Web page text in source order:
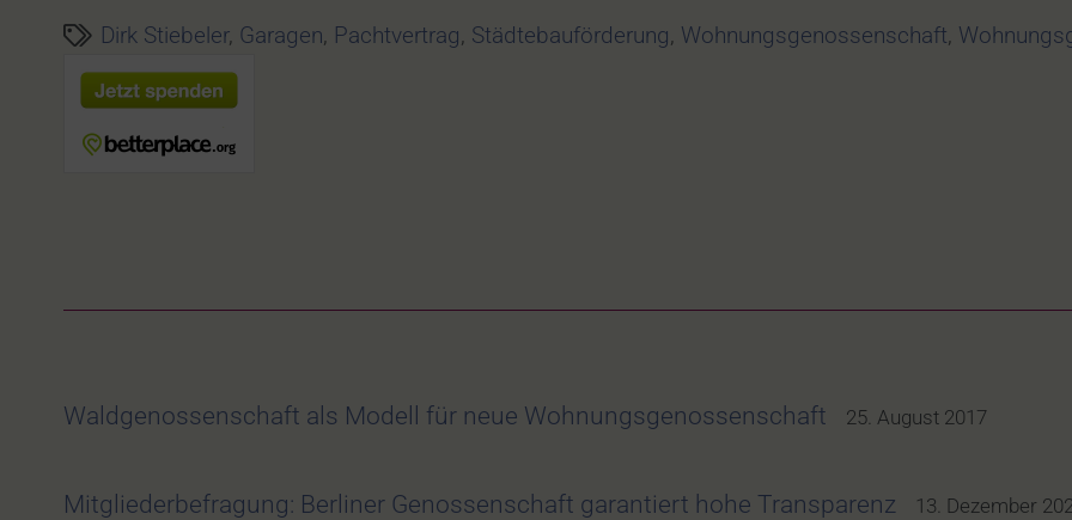
Dirk Stiebeler, Garagen, Pachtvertrag, Städtebauförderung, Wohnungsgenossenschaft,
Waldgenossenschaft als Modell für neue Wohnungsgenossenschaft 25. August 2017
Mitgliederbefragung: Berliner Genossenschaft garantiert hohe Transparenz 13. Dezember